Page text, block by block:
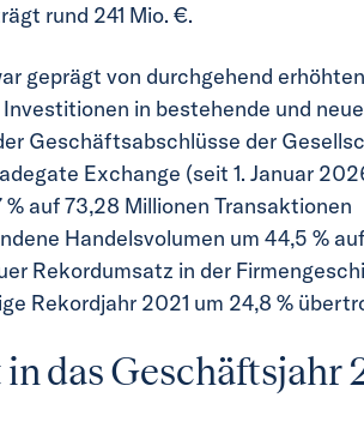
rund 241 Mio. €.
geprägt von durchgehend erhöhten
in bestehende und neue
Geschäftsabschlüsse der
Exchange (seit 1. Januar
auf 73,28 Millionen Transaktionen
Handelsvolumen um 44,5 %
Rekordumsatz in der
Rekordjahr 2021 um 24,8 %
in das Geschäftsjahr